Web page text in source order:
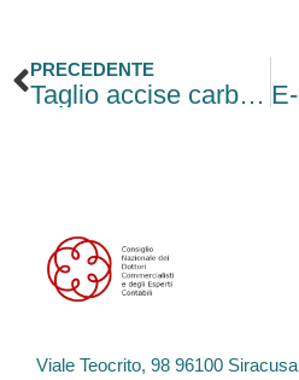
Precedente
PRECEDENTE
Taglio accise carburanti, nuovo decreto dopo il 6 giugno
Viale Teocrito, 98 96100 Siracusa